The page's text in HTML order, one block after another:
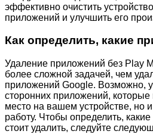
эффективно очистить
приложений и улучшить его
Как определить, какие
Удаление приложений без Play
более сложной задачей, чем
приложений Google. Возможно,
сторонних приложений, которые
место на вашем устройстве, но
работу. Чтобы определить,
стоит удалить, следуйте